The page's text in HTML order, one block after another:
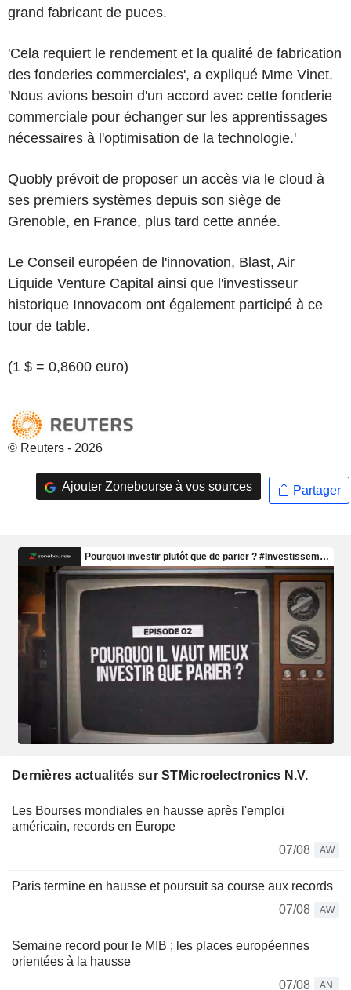
grand fabricant de puces.
'Cela requiert le rendement et la qualité de fabrication
des fonderies commerciales', a expliqué Mme Vinet.
'Nous avions besoin d'un accord avec cette fonderie
commerciale pour échanger sur les apprentissages
nécessaires à l'optimisation de la technologie.'
Quobly prévoit de proposer un accès via le cloud à
ses premiers systèmes depuis son siège de
Grenoble, en France, plus tard cette année.
Le Conseil européen de l'innovation, Blast, Air
Liquide Venture Capital ainsi que l'investisseur
historique Innovacom ont également participé à ce
tour de table.
(1 $ = 0,8600 euro)
© Reuters - 2026
Ajouter Zonebourse à vos sources Partager
Dernières actualités sur STMicroelectronics N.V.
Les Bourses mondiales en hausse après l'emploi
américain, records en Europe
07/08
AW
Paris termine en hausse et poursuit sa course aux records
07/08
AW
Semaine record pour le MIB ; les places européennes
orientées à la hausse
07/08
AN